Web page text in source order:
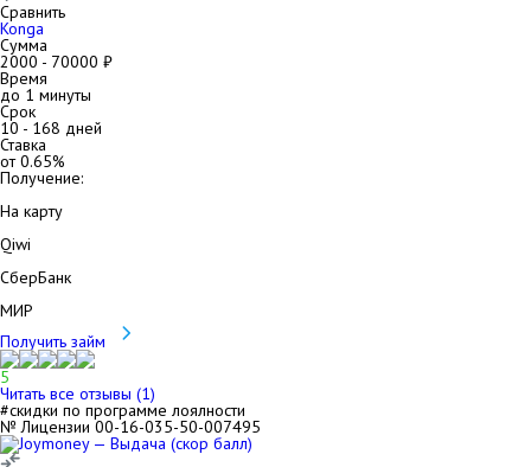
Сравнить
Konga
Сумма
2000 - 70000 ₽
Время
до 1 минуты
Срок
10 - 168 дней
Ставка
от0.65%
Получение:
На карту
Qiwi
СберБанк
МИР
Получить займ
5
Читать все отзывы (1)
#скидки по программе лоялности
№ Лицензии 00-16-035-50-007495